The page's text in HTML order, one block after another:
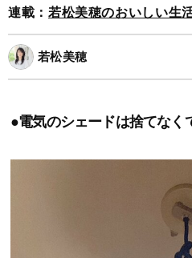
連載： 若松美穂のおいしい生
若松美穂
●電気のシェードは捨てなく